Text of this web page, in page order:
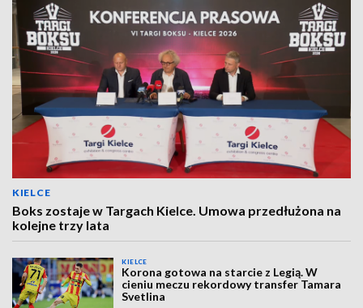
KIELCE
Boks zostaje w Targach Kielce. Umowa przedłużona na
kolejne trzy lata
KIELCE
Korona gotowa na starcie z Legią. W
cieniu meczu rekordowy transfer Tamara
Svetlina